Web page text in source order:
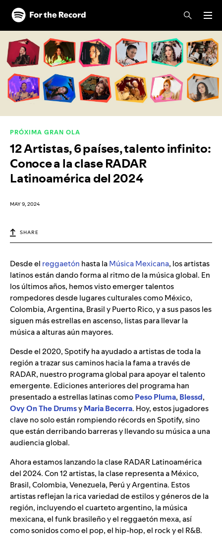
Skip to main content
Skip to footer
PRÓXIMA GRAN OLA
12 Artistas, 6 países, talento infinito:
Conoce a la clase RADAR
Latinoamérica del 2024
MAY 9, 2024
SHARE
Desde el reggaetón hasta laMúsica Mexicana, los artistas
latinos están dando forma al ritmo de la música global. En
los últimos años, hemos visto emerger talentos
rompedores desde lugares culturales como México,
Colombia, Argentina, Brasil y Puerto Rico, y a sus pasos les
siguen más estrellas en ascenso, listas para llevar la
música a alturas aún mayores.
Desde el 2020, Spotify ha ayudado a artistas de toda la
región a trazar sus caminos hacia la fama a través de
RADAR, nuestro programa global para apoyar el talento
emergente. Ediciones anteriores del programa han
presentado a estrellas latinas comoPeso Pluma, Blessd,
Ovy On The DrumsyMaria Becerra. Hoy, estos jugadores
clave no solo están rompiendo récords en Spotify, sino
que están derribando barreras y llevando su música a una
audiencia global.
Ahora estamos lanzando la clase RADAR Latinoamérica
del 2024. Con 12 artistas, la clase representa a México,
Brasil, Colombia, Venezuela, Perú y Argentina. Estos
artistas reflejan la rica variedad de estilos y géneros de la
región, incluyendo el cuarteto argentino, la música
mexicana, el funk brasileño y el reggaetón mexa, así
como sonidos como el pop, el hip-hop, el rock y el R&B.